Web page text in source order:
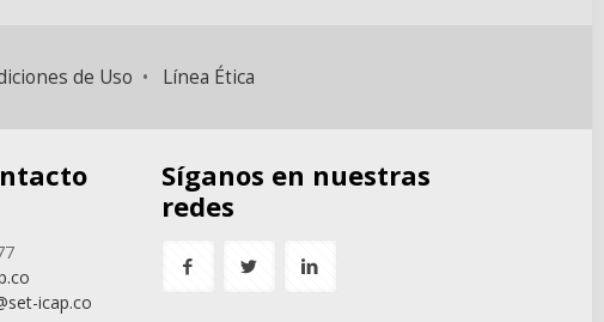
de Uso • Línea Ética
icap.co
Síganos en nuestras
redes